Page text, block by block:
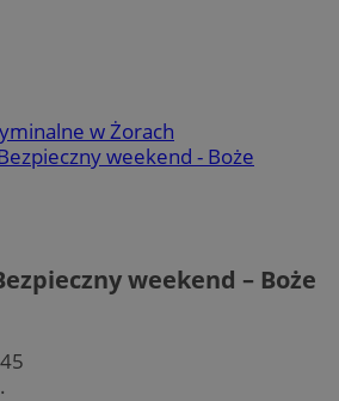
w Żorach
weekend - Boże
weekend – Boże